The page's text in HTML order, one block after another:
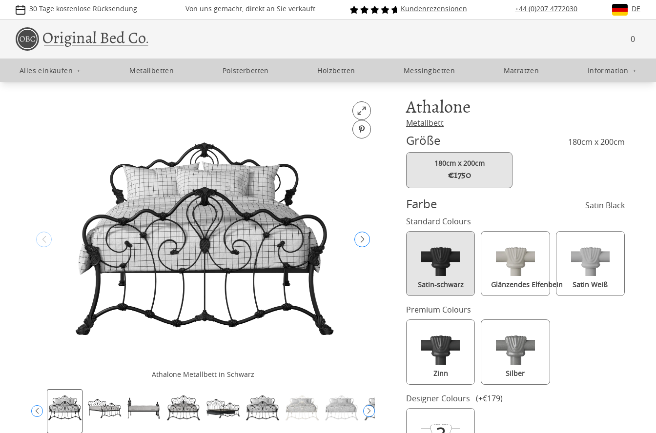
30 Tage kostenlose Rücksendung Von uns gemacht, direkt an Sie verkauft Kundenrezensionen +44 (0)207 4772030 DE
0
Alles einkaufen + Metallbetten Polsterbetten Holzbetten Messingbetten Matratzen Information +
Open fullscreen
Pin on Pinterest
Athalone Metallbett in Schwarz Athalone metallbett in schwarz mit Juno matratze
Athalone
Metallbett
Größe 180cm x 200cm
180cm x 200cm
€1750
Farbe
Satin Black
Standard Colours
Satin-schwarz Glänzendes Elfenbein Satin Weiß
Premium Colours
Zinn Silber
Designer Colours (+€179)